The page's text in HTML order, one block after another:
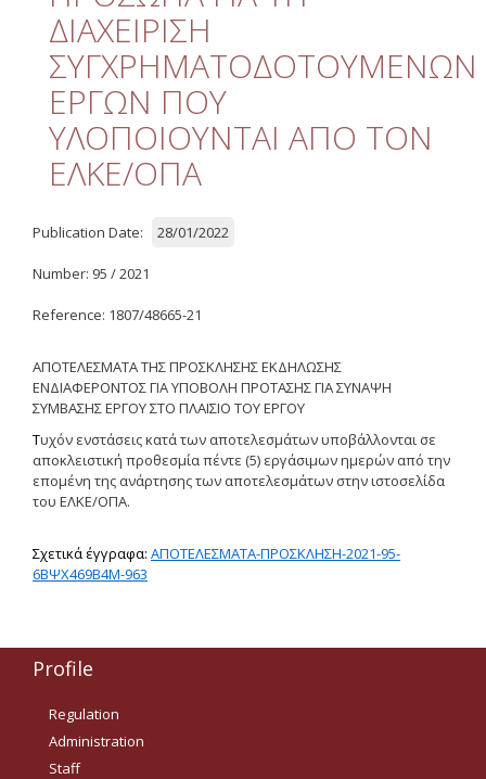
Quality
ETHICS
Useful Links
Management
(ιστορικό αρχείο)
Logos - Funding
Frameworks
Δημοσιότητα Έργων
Ε.Σ.Π.Α. (2007-2013)
ΕΡΓΑ ΕΣΠΑ 2014-2020
ΔΙΑΧΕΙΡΙΣΗ
ΣΥΓΧΡΗΜΑΤΟΔΟΤΟΥΜΕΝΩΝ
ΕΡΓΩΝ ΠΟΥ
ΥΛΟΠΟΙΟΥΝΤΑΙ ΑΠΟ ΤΟΝ
ΕΛΚΕ/ΟΠΑ
Publication Date: 28/01/2022
Number: 95 / 2021
Reference: 1807/48665-21
ΑΠΟΤΕΛΕΣΜΑΤΑ ΤΗΣ ΠΡΟΣΚΛΗΣΗΣ ΕΚΔΗΛΩΣΗΣ
ΕΝΔΙΑΦΕΡΟΝΤΟΣ ΓΙΑ ΥΠΟΒΟΛΗ ΠΡΟΤΑΣΗΣ ΓΙΑ ΣΥΝΑΨΗ
ΣΥΜΒΑΣΗΣ ΕΡΓΟΥ ΣΤΟ ΠΛΑΙΣΙΟ ΤΟΥ ΕΡΓΟΥ
Τυχόν ενστάσεις κατά των αποτελεσμάτων υποβάλλονται σε
αποκλειστική προθεσμία πέντε (5) εργάσιμων ημερών από την
επομένη της ανάρτησης των αποτελεσμάτων στην ιστοσελίδα
του ΕΛΚΕ/ΟΠΑ.
Σχετικά έγγραφα: ΑΠΟΤΕΛΕΣΜΑΤΑ-ΠΡΟΣΚΛΗΣΗ-2021-95-
6ΒΨΧ469Β4Μ-963
Profile
Regulation
Administration
Staff